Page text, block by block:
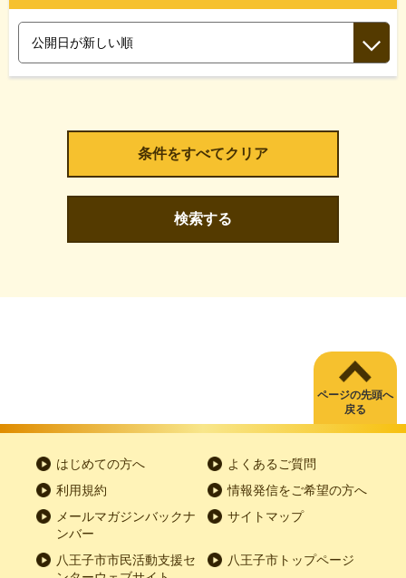
検索する
ページの先頭へ
戻る
はじめての方へ
よくあるご質問
利用規約
情報発信をご希望の方へ
メールマガジンバックナ
ンバー
サイトマップ
八王子市市民活動支援セ
八王子市トップページ